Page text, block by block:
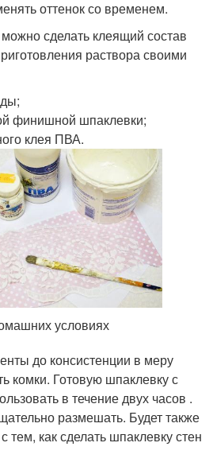
оттенок со временем.
сделать клеящий состав
раствора своими
финишной шпаклевки;
клея ПВА.
условиях
до консистенции в меру
комки. Готовую шпаклевку с
в течение двух часов .
размешать. Будет также
тем, как сделать шпаклевку стен